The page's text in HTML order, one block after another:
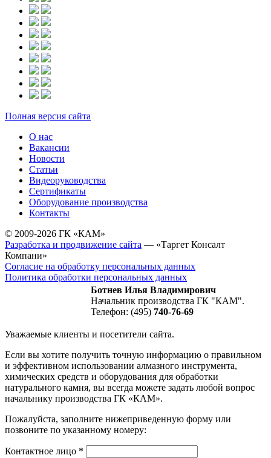
Полная версия сайта
О нас
Вакансии
Новости
Статьи
Видеоруководства
Сертификаты
Оборудование производства
Контакты
© 2009-2026 ГК «КАМ»
Разработка и продвижение сайта — «Таргет Консалт
Компани»
Согласие на обработку персональных данных
Политика обработки персональных данных
Ботнев Илья Владимирович
Начальник производства ГК "КАМ".
Телефон: (495) 740-76-69
Уважаемые клиенты и посетители сайта.
Если вы хотите получить точную информацию о правильном
и эффективном использовании алмазного инструмента,
химических средств и оборудования для обработки
натурального камня, вы всегда можете задать любой вопрос
начальнику производства ГК «КАМ».
Пожалуйста, заполните нижеприведенную форму или
позвоните по указанному номеру:
Контактное лицо *